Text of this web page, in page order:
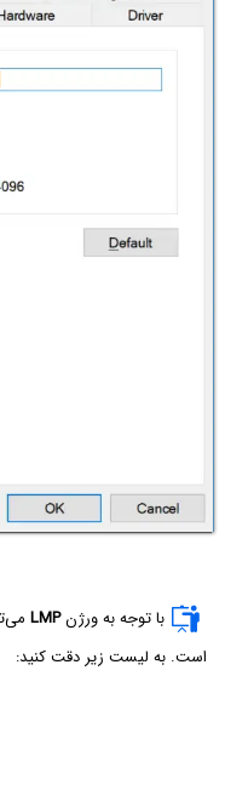
با توجه به ورژنLMP
است. به لیست زیر دقت کنید: